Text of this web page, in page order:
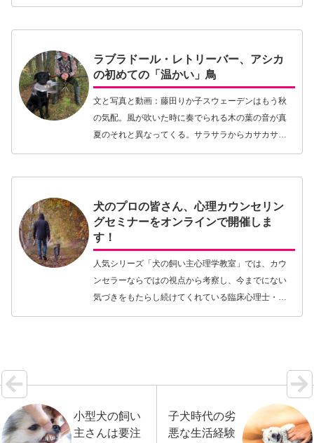
こと。そして、スウェーデンのハンター同士の共通
ラブラドール・レトリーバー、アシカ
の初めての「温かい」鳥
文と写真と動画：藤田りか子スウェーデンはもう秋
の気配。風が吹いた時に奏でられる木の葉の音が真
夏のそれと異なってくる。サラサラからカサカサ。
空気もすこしひんやり。夏は去りつつある。嬉しい
犬のプロの皆さん、心理カウンセリン
グセミナーをオンラインで開催しま
す！
人気シリーズ「犬の飼い主心理学教室」では、カウ
ンセラーならではの視点から考察し、今までにない
気づきをもたらし続けてくれている臨床心理士・公
認心理師の北條美紀先生。3回目となる北條先生のセ
小型犬の飼い
主さんは要注
子犬時代の劣
悪な生活経験